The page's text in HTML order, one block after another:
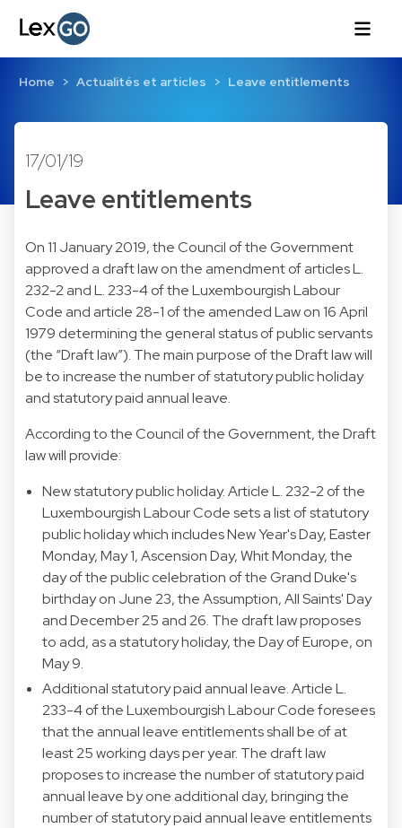
Home Actualités et articles Leave entitlements
17/01/19
Leave entitlements
On 11 January 2019, the Council of the Government
approved a draft law on the amendment of articles L.
232-2 and L. 233-4 of the Luxembourgish Labour
Code and article 28-1 of the amended Law on 16 April
1979 determining the general status of public servants
(the “Draft law”). The main purpose of the Draft law will
be to increase the number of statutory public holiday
and statutory paid annual leave.
According to the Council of the Government, the Draft
law will provide:
New statutory public holiday. Article L. 232-2 of the
Luxembourgish Labour Code sets a list of statutory
public holiday which includes New Year's Day, Easter
Monday, May 1, Ascension Day, Whit Monday, the
day of the public celebration of the Grand Duke's
birthday on June 23, the Assumption, All Saints' Day
and December 25 and 26. The draft law proposes
to add, as a statutory holiday, the Day of Europe, on
May 9.
Additional statutory paid annual leave. Article L.
233-4 of the Luxembourgish Labour Code foresees
that the annual leave entitlements shall be of at
least 25 working days per year. The draft law
proposes to increase the number of statutory paid
annual leave by one additional day, bringing the
number of statutory paid annual leave entitlements